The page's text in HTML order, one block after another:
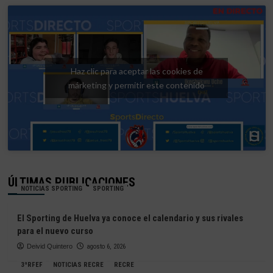
Haz clic para aceptar las cookies de
márketing y permitir este contenido
ÚLTIMAS PUBLICACIONES
NOTICIAS SPORTING SPORTING
El Sporting de Huelva ya conoce el calendario y sus rivales
para el nuevo curso
Deivid Quintero agosto 6, 2026
3ªRFEF NOTICIAS RECRE RECRE